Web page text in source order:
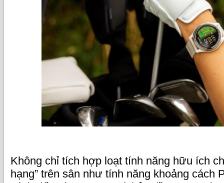
Không chỉ tích hợp loạt tính năng hữu ích
hạng” trên sân như tính năng khoảng cách